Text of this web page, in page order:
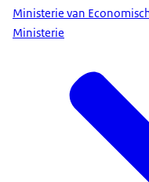
Ministerie van
Ministerie